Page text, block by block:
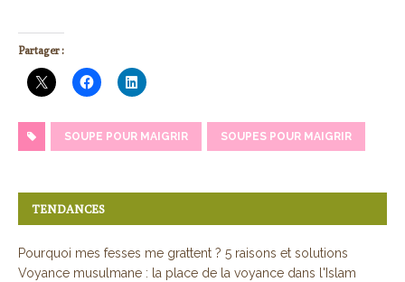
Partager :
SOUPE POUR MAIGRIR SOUPES POUR MAIGRIR
TENDANCES
Pourquoi mes fesses me grattent ? 5 raisons et solutions
Voyance musulmane : la place de la voyance dans l'Islam